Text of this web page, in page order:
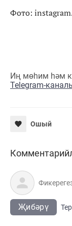
Фото:
Иң мөһим һәм
Telegram-
Ошый
Җибәрү